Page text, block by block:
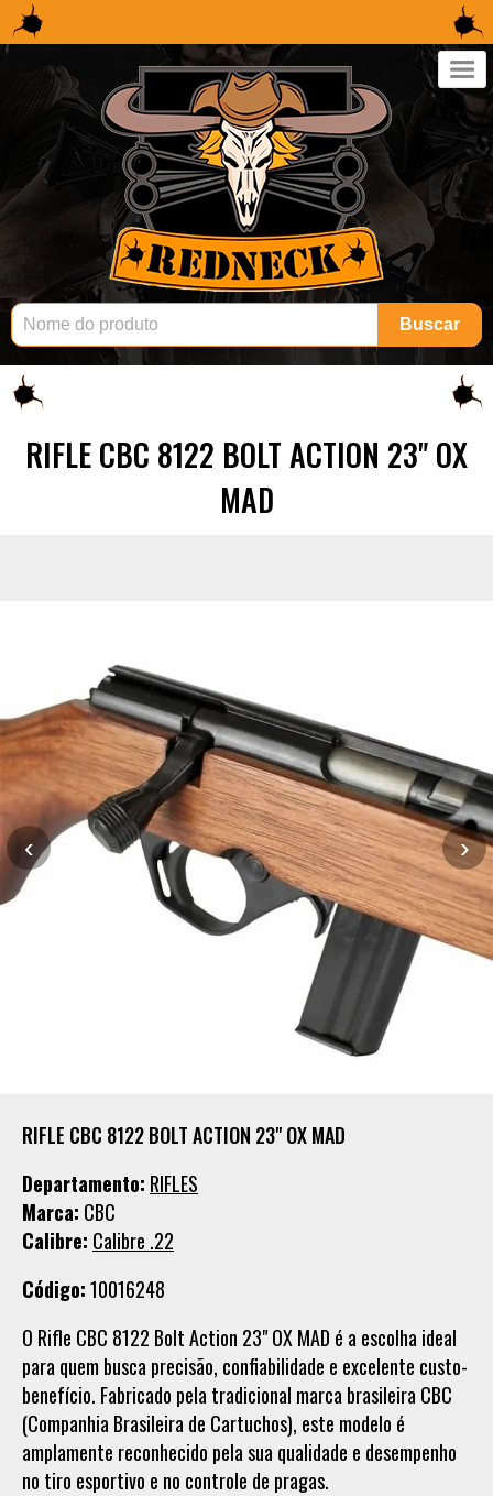
×
Buscar
RIFLE CBC 8122 BOLT ACTION 23" OX
MAD
‹ ›
RIFLE CBC 8122 BOLT ACTION 23" OX MAD
Departamento: RIFLES
Marca: CBC
Calibre: Calibre .22
Código:10016248
O Rifle CBC 8122 Bolt Action 23" OX MAD é a escolha ideal
para quem busca precisão, confiabilidade e excelente custo-
benefício. Fabricado pela tradicional marca brasileira CBC
(Companhia Brasileira de Cartuchos), este modelo é
amplamente reconhecido pela sua qualidade e desempenho
no tiro esportivo e no controle de pragas.